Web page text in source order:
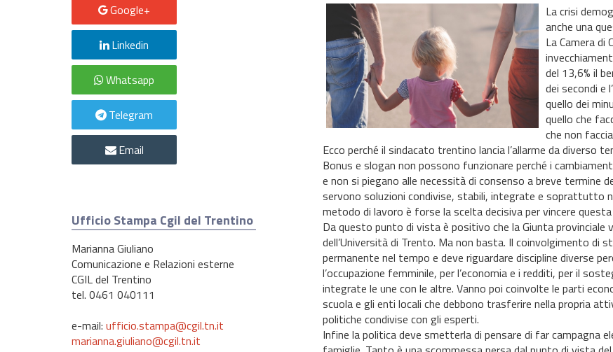
La crisi
anche una
La Camera
del 13,6% il
dei secondi e
quello dei
quello che
che non
Ecco perché il sindacato trentino lancia l’allarme da diverso
Bonus e slogan non possono funzionare perché i
e non si piegano alle necessità di consenso a breve termine
servono soluzioni condivise, stabili, integrate e soprattutto
metodo di lavoro è forse la scelta decisiva per vincere
Da questo punto di vista è positivo che la Giunta provinciale
dell’Università di Trento. Ma non basta. Il coinvolgimento di
permanente nel tempo e deve riguardare discipline diverse
l’occupazione femminile, per l’economia e i redditi, per il
integrate le une con le altre. Vanno poi coinvolte le parti
scuola e gli enti locali che debbono trasferire nella propria
politiche condivise con gli esperti.
Infine la politica deve smetterla di pensare di far campagna
Google+
Linkedin
Whatsapp
Telegram
Email
Ufficio Stampa Cgil del Trentino
Marianna Giuliano
Comunicazione e Relazioni esterne
CGIL del Trentino
tel. 0461 040111
e-mail: ufficio.stampa@cgil.tn.it
marianna.giuliano@cgil.tn.it